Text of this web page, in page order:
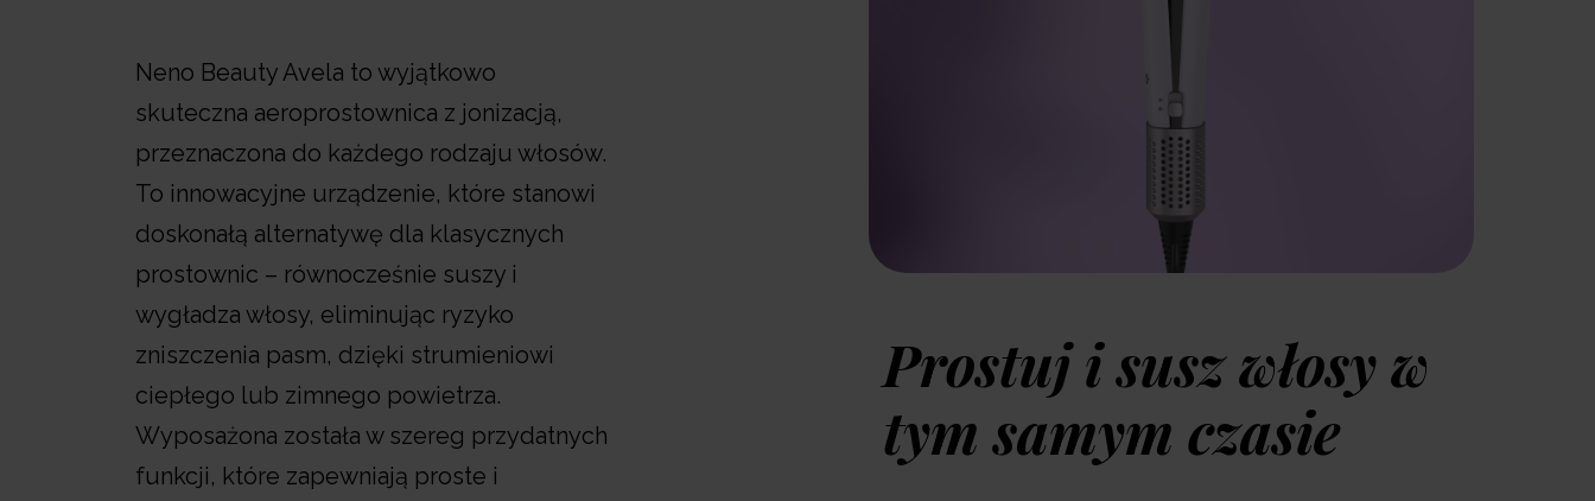
Neno Beauty Avela to wyjątkowo
skuteczna aeroprostownica z jonizacją,
przeznaczona do każdego rodzaju włosów.
To innowacyjne urządzenie, które stanowi
doskonałą alternatywę dla klasycznych
prostownic – równocześnie suszy i
wygładza włosy, eliminując ryzyko
zniszczenia pasm, dzięki strumieniowi
ciepłego lub zimnego powietrza.
Wyposażona została w szereg przydatnych
funkcji, które zapewniają proste i
Prostuj i susz włosy w
tym samym czasie